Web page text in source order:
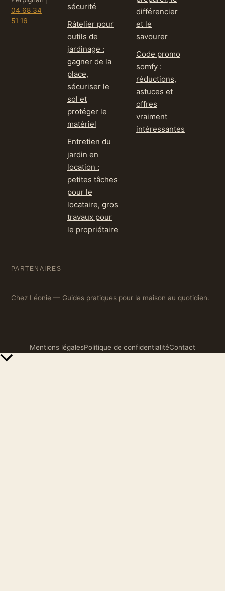
04 68 34
51 16
sécurité
Râtelier pour
outils de
jardinage :
gagner de la
place,
sécuriser le
sol et
protéger le
matériel
Entretien du
jardin en
location :
petites tâches
pour le
locataire, gros
travaux pour
le propriétaire
différencier
et le
savourer
Code promo
somfy :
réductions,
astuces et
offres
vraiment
intéressantes
PARTENAIRES
Chez Léonie — Guides pratiques pour la maison au quotidien.
Mentions légalesPolitique de confidentialitéContact